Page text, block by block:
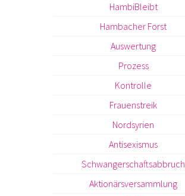
HambiBleibt
Hambacher Forst
Auswertung
Prozess
Kontrolle
Frauenstreik
Nordsyrien
Antisexismus
Schwangerschaftsabbruch
Aktionärsversammlung